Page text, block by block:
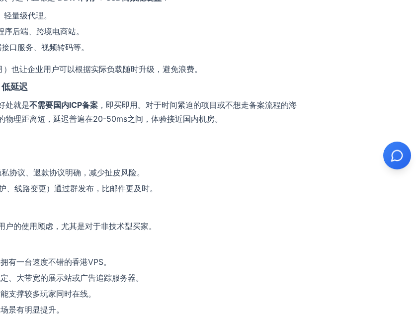
量级代理。
序后端、跨境电商站。
口服务、视频转码等。
也让企业用户可以根据实际负载随时升级，避免浪费。
延迟
处就是不需要国内ICP备案 ，即买即用。对于时间紧迫的项目或不想走备案流程的海
理距离短，延迟普遍在20-50ms之间，体验接近国内机房。
协议、退款协议明确，减少扯皮风险。
、线路变更）通过群发布，比邮件更及时。
的使用顾虑，尤其是对于非技术型买家。
有一台速度不错的香港VPS。
定、大带宽的展示站或广告追踪服务器。
支撑较多玩家同时在线。
景有明显提升。